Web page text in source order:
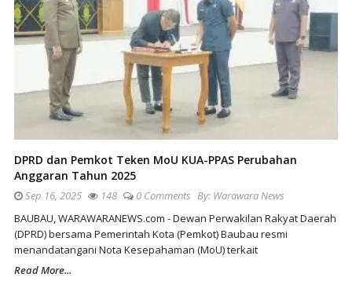
DPRD dan Pemkot Teken MoU KUA-PPAS Perubahan
Anggaran Tahun 2025
Sep 16, 2025 148 0 Comments By: Warawara News
BAUBAU, WARAWARANEWS.com - Dewan Perwakilan Rakyat Daerah
(DPRD) bersama Pemerintah Kota (Pemkot) Baubau resmi
menandatangani Nota Kesepahaman (MoU) terkait
Read More...